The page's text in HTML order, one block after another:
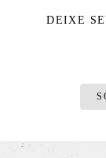
DEIXE